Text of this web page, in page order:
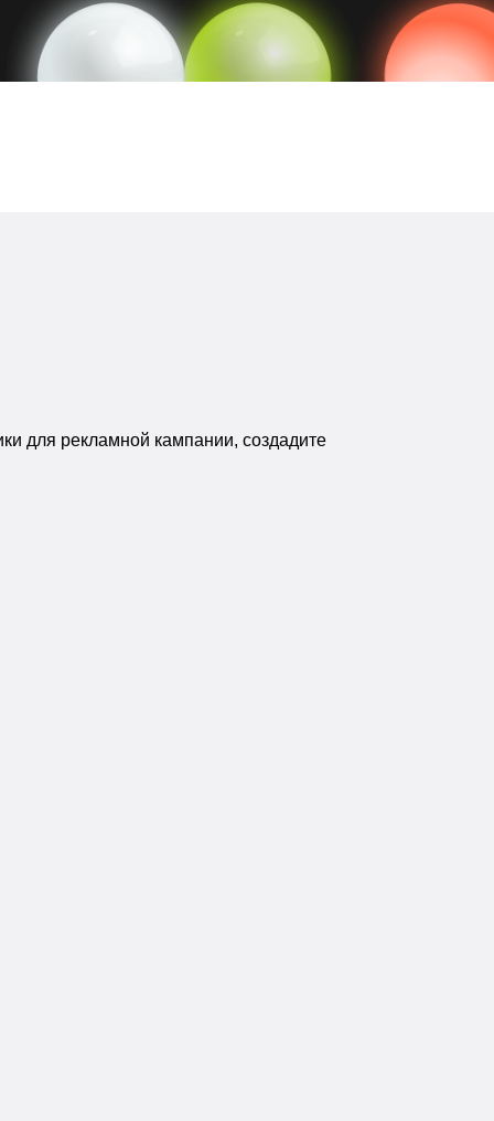
для рекламной кампании, создадите